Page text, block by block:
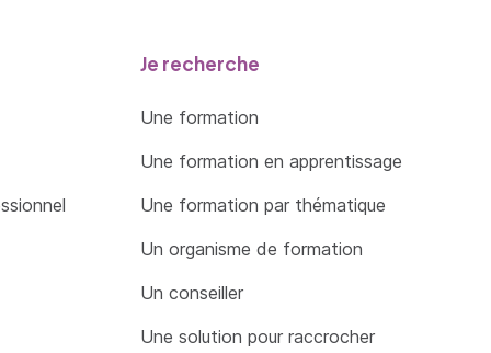
Je recherche
Une formation
Une formation en apprentissage
Une formation par thématique
Un organisme de formation
Un conseiller
Une solution pour raccrocher